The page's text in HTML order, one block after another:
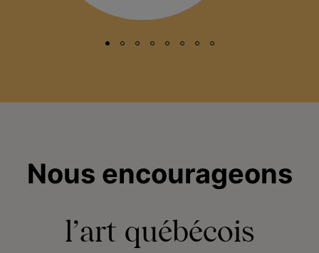
Nous encourageons
l’art québécois